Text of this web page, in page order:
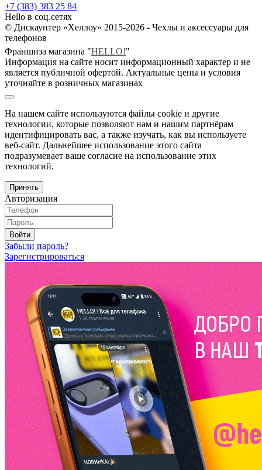
+7 (383) 383 25 84
Hello в соц.сетях
© Дискаунтер «Хеллоу» 2015-2026 - Чехлы и аксессуары для
телефонов
Франшиза магазина "HELLO!"
Информация на сайте носит информационный характер и не
является публичной офертой. Актуальные цены и условия
уточняйте в розничных магазинах
На нашем сайте используются файлы cookie и другие
технологии, которые позволяют нам и нашим партнёрам
идентифицировать вас, а также изучать, как вы используете
веб-сайт. Дальнейшее использование этого сайта
подразумевает ваше согласие на использование этих
технологий.
Принять
Авторизация
Войти
Забыли пароль?
Зарегистрироваться